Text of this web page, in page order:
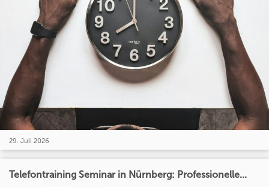
29. Juli 2026
Telefontraining Seminar in Nürnberg: Professionelle...